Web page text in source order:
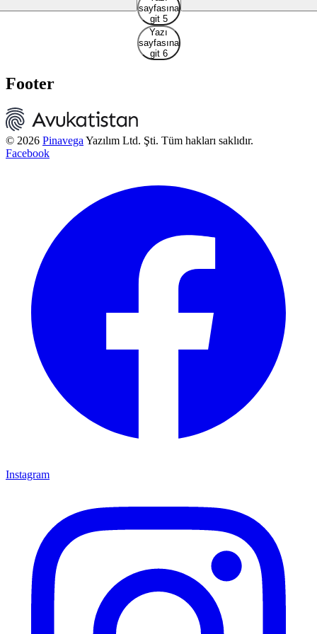
sayfasına
git 5
Yazı
sayfasına
git 6
Footer
© 2026 Pinavega Yazılım Ltd. Şti. Tüm hakları saklıdır.
Facebook
Instagram